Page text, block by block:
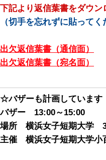
下記より返信葉書をダウン
（切手を忘れずに貼ってく
出欠返信葉書（通信面）
出欠返信葉書（宛名面）
☆バザーも計画しています
バザー 13:00～15:00
場所 横浜女子短期大学
主催 横浜女子短期大学小